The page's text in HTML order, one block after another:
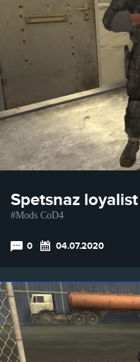
Spetsnaz
Mods CoD4
0 04.07.2020